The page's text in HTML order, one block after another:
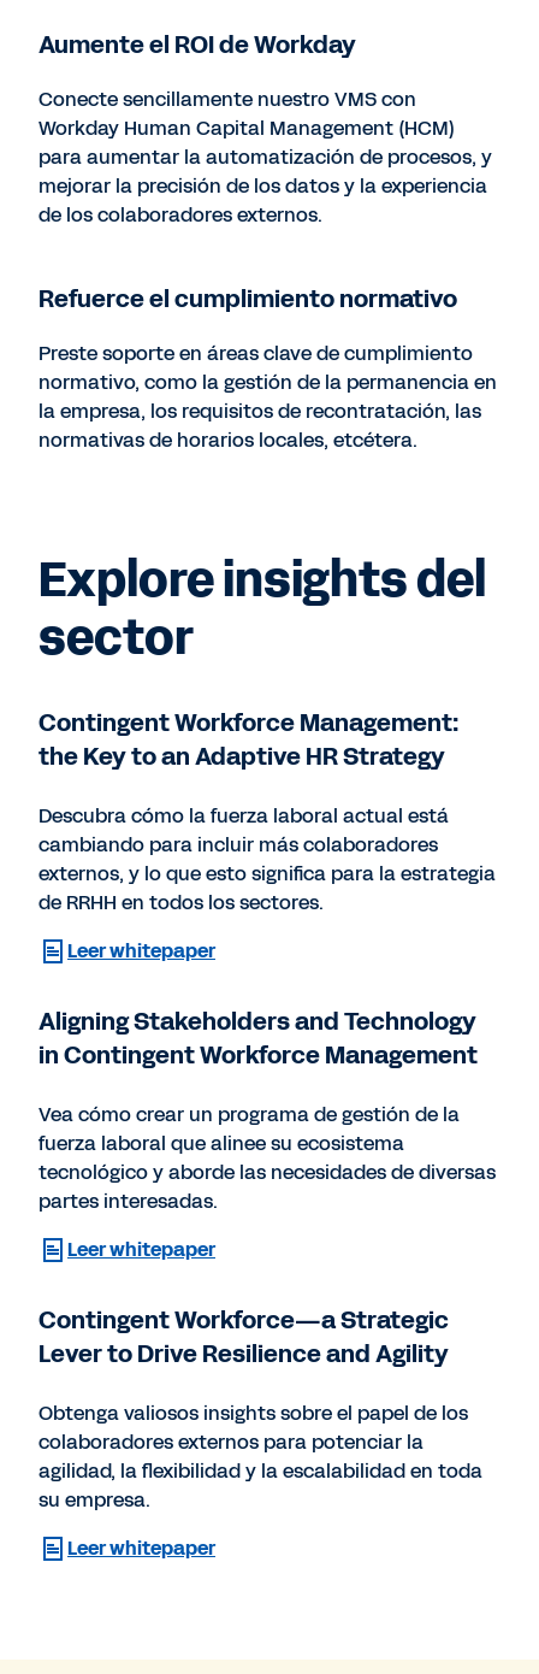
Aumente el ROI de Workday
Conecte sencillamente nuestro VMS con
Workday Human Capital Management (HCM)
para aumentar la automatización de procesos, y
mejorar la precisión de los datos y la experiencia
de los colaboradores externos.
Refuerce el cumplimiento normativo
Preste soporte en áreas clave de cumplimiento
normativo, como la gestión de la permanencia en
la empresa, los requisitos de recontratación, las
normativas de horarios locales, etcétera.
Explore insights del
sector
Contingent Workforce Management:
the Key to an Adaptive HR Strategy
Descubra cómo la fuerza laboral actual está
cambiando para incluir más colaboradores
externos, y lo que esto significa para la estrategia
de RRHH en todos los sectores.
Leer whitepaper
Aligning Stakeholders and Technology
in Contingent Workforce Management
Vea cómo crear un programa de gestión de la
fuerza laboral que alinee su ecosistema
tecnológico y aborde las necesidades de diversas
partes interesadas.
Leer whitepaper
Contingent Workforce—a Strategic
Lever to Drive Resilience and Agility
Obtenga valiosos insights sobre el papel de los
colaboradores externos para potenciar la
agilidad, la flexibilidad y la escalabilidad en toda
su empresa.
Leer whitepaper